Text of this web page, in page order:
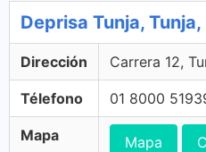
Deprisa Tunja,
Dirección Carrera 12,
Télefono 01 8000
Mapa Mapa